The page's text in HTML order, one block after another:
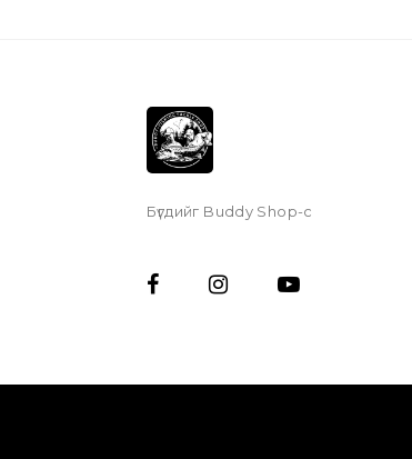
Бүгдийг Buddy Shop-с